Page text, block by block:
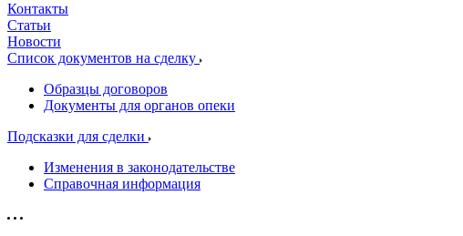
Контакты
Статьи
Новости
Список документов на сделку
Образцы договоров
Документы для органов опеки
Подсказки для сделки
Изменения в законодательстве
Справочная информация